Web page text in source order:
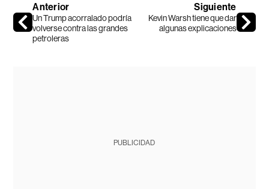
Anterior
Un Trump acorralado podría
volverse contra las grandes
petroleras
Siguiente
Kevin Warsh tiene que dar
algunas explicaciones
PUBLICIDAD